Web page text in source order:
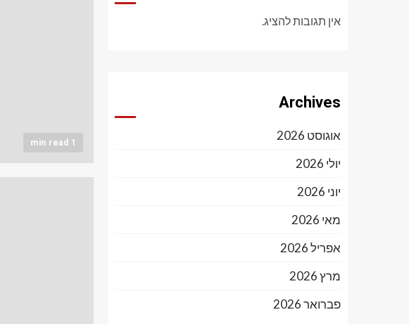
1 min read
אין תגובות להציג.
Archives
אוגוסט 2026
יולי 2026
יוני 2026
מאי 2026
אפריל 2026
מרץ 2026
פברואר 2026